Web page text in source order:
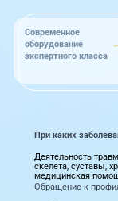
Современное
оборудование
экспертного класса
При каких
Деятельность
скелета, суставы,
медицинская
Обращение к